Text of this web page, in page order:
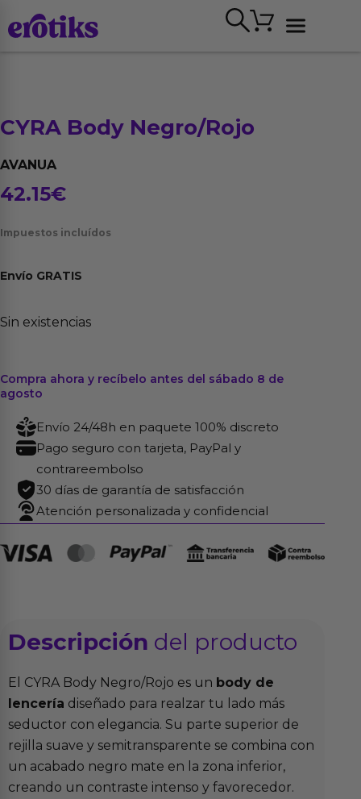
al
Carrito
CYRA Body Negro/Rojo
AVANUA
42.15€
Impuestos incluídos
Envío GRATIS
Sin existencias
Compra ahora y recíbelo antes del sábado 8 de
agosto
Envío 24/48h en paquete 100% discreto
Pago seguro con tarjeta, PayPal y
contrareembolso
30 días de garantía de satisfacción
Atención personalizada y confidencial
Descripción del producto
El CYRA Body Negro/Rojo es un body de
lencería diseñado para realzar tu lado más
seductor con elegancia. Su parte superior de
rejilla suave y semitransparente se combina con
un acabado negro mate en la zona inferior,
creando un contraste intenso y favorecedor.